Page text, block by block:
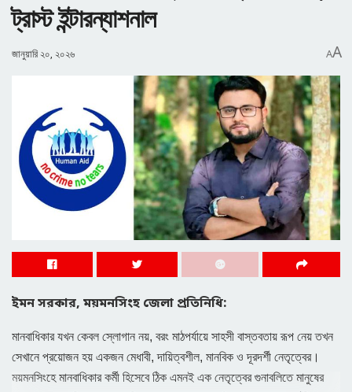
ট্রাস্ট ইন্টারন্যাশনাল
জানুয়ারি ২০, ২০২৬ AA
ইমন সরকার, ময়মনসিংহ জেলা প্রতিনিধি:
মানবাধিকার যখন কেবল স্লোগান নয়, বরং মাঠপর্যায়ে সাহসী বাস্তবতায় রূপ নেয় তখন
সেখানে প্রয়োজন হয় একজন মেধাবী, দায়িত্বশীল, মানবিক ও দূরদর্শী নেতৃত্বের।
ময়মনসিংহে মানবাধিকার কর্মী হিসেবে ঠিক এমনই এক নেতৃত্বের গুনাবলিতে মানুষের